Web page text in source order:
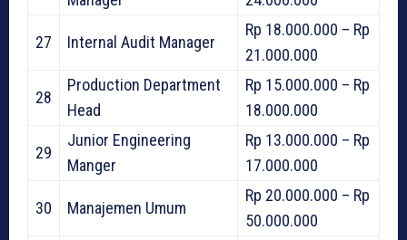
27 Internal Audit Manager
Rp 18.000.000 – Rp
21.000.000
28
Production Department
Head
Rp 15.000.000 – Rp
18.000.000
29
Junior Engineering
Manger
Rp 13.000.000 – Rp
17.000.000
30 Manajemen Umum
Rp 20.000.000 – Rp
50.000.000